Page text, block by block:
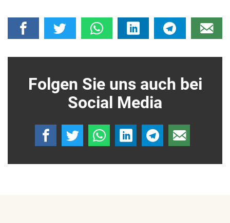
Folgen Sie uns auch bei
Social Media